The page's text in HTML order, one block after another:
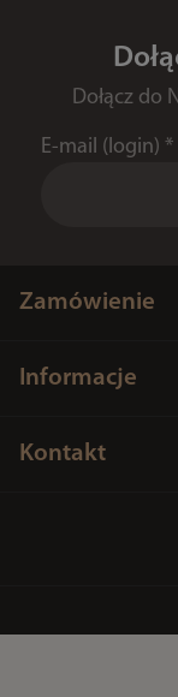
Dołącz do
E-mail (login) *
Zamówienie
Informacje
Kontakt